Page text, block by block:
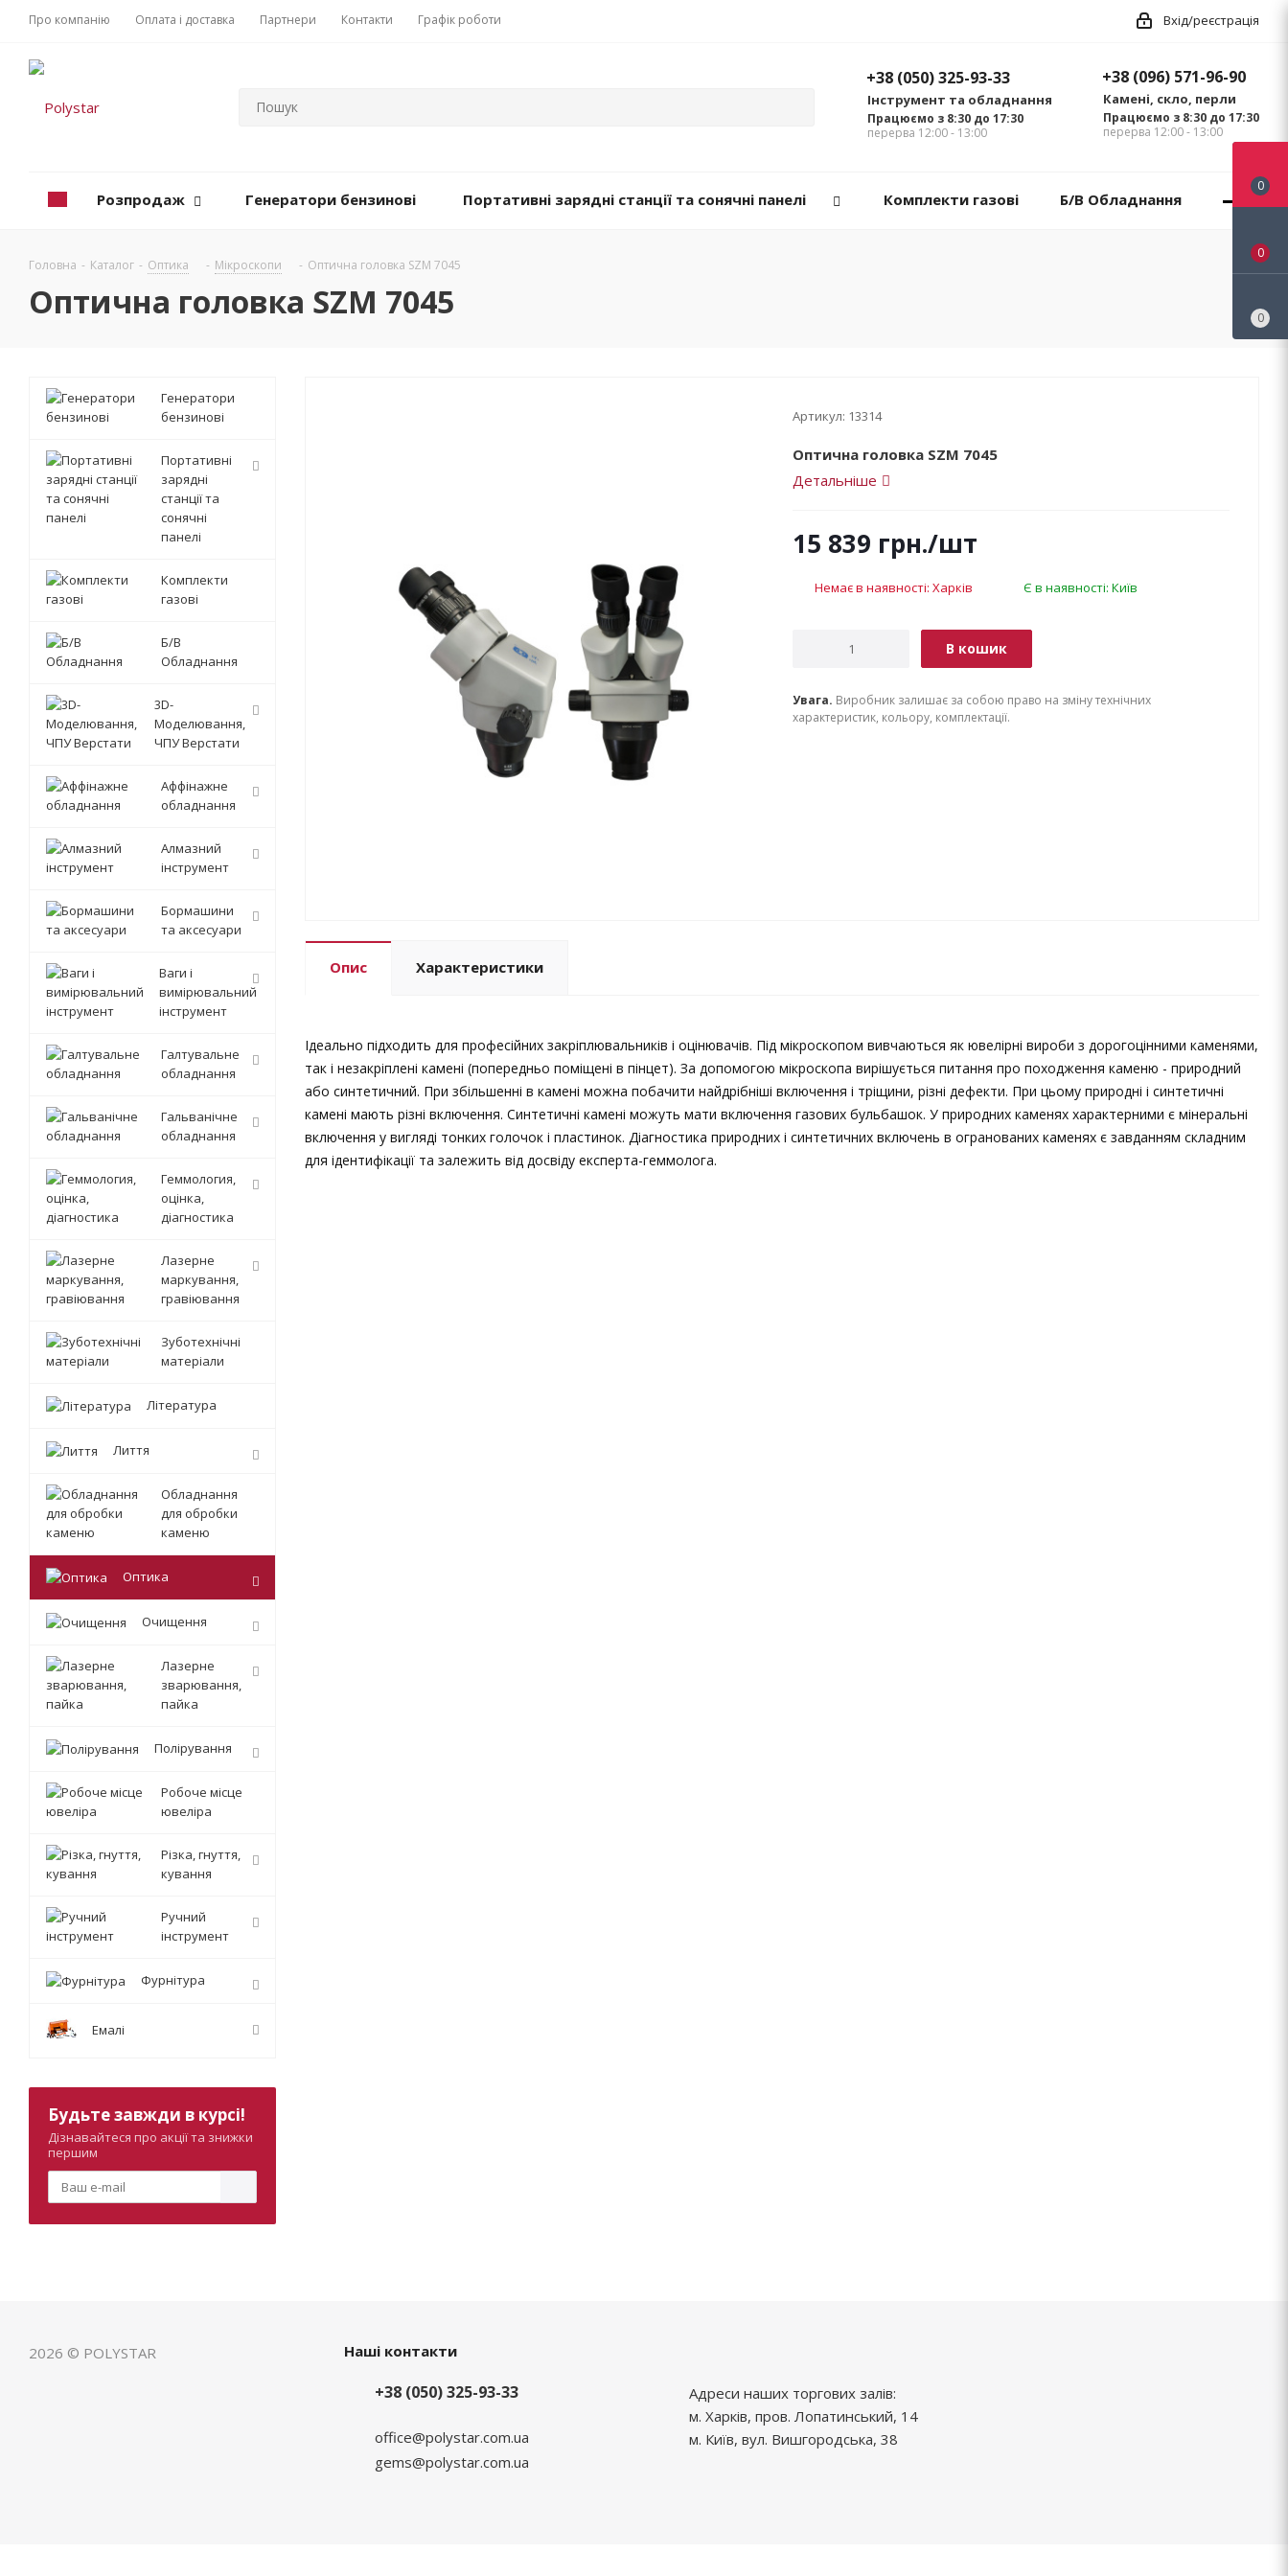
Про компанію Оплата і доставка Партнери Контакти Графік роботи Вхід/реєстрація
+38 (096) 571-96-90
Камені, скло, перли
Працюємо з 8:30 до 17:30
перерва 12:00 - 13:00
+38 (050) 325-93-33
Інструмент та обладнання
Працюємо з 8:30 до 17:30
перерва 12:00 - 13:00
Розпродаж Генератори бензинові Портативні зарядні станції та сонячні панелі Комплекти газові Б/В Обладнання
Головна - Каталог - Оптика - Мікроскопи - Оптична головка SZM 7045
Оптична головка SZM 7045
Артикул: 13314
Оптична головка SZM 7045
Детальніше
15 839 грн./шт
Немає в наявності: Харків Є в наявності: Київ
В кошик
Увага. Виробник залишає за собою право на зміну технічних
характеристик, кольору, комплектації.
Опис Характеристики
Ідеально підходить для професійних закріплювальників і оцінювачів. Під мікроскопом вивчаються як ювелірні вироби з дорогоцінними каменями,
так і незакріплені камені (попередньо поміщені в пінцет). За допомогою мікроскопа вирішується питання про походження каменю - природний
або синтетичний. При збільшенні в камені можна побачити найдрібніші включення і тріщини, різні дефекти. При цьому природні і синтетичні
камені мають різні включення. Синтетичні камені можуть мати включення газових бульбашок. У природних каменях характерними є мінеральні
включення у вигляді тонких голочок і пластинок. Діагностика природних і синтетичних включень в огранованих каменях є завданням складним
для ідентифікації та залежить від досвіду експерта-геммолога.
Генератори
бензинові
Портативні
зарядні
станції та
сонячні
панелі
Комплекти
газові
Б/В
Обладнання
3D-
Моделювання,
ЧПУ Верстати
Аффінажне
обладнання
Алмазний
інструмент
Бормашини
та аксесуари
Ваги і
вимірювальний
інструмент
Галтувальне
обладнання
Гальванічне
обладнання
Геммология,
оцінка,
діагностика
Лазерне
маркування,
гравіювання
Зуботехнічні
матеріали
Література
Лиття
Обладнання
для обробки
каменю
Оптика
Очищення
Лазерне
зварювання,
пайка
Полірування
Робоче місце
ювеліра
Різка, гнуття,
кування
Ручний
інструмент
Фурнітура
Емалі
Будьте завжди в курсі!
Дізнавайтеся про акції та знижки
першим
2026 © POLYSTAR Наші контакти
+38 (050) 325-93-33
office@polystar.com.ua
gems@polystar.com.ua
Адреси наших торгових залів:
м. Харків, пров. Лопатинський, 14
м. Київ, вул. Вишгородська, 38
0
0
0